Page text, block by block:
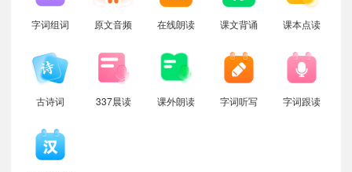
字词组词 原文音频 在线朗读 课文背诵 课本点读
古诗词 337晨读 课外朗读 字词听写 字词跟读